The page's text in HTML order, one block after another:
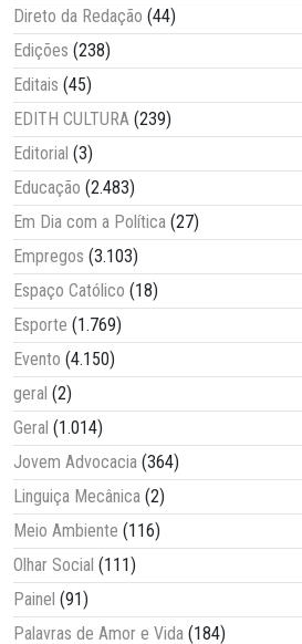
Direto da Redação (44)
Edições (238)
Editais (45)
EDITH CULTURA (239)
Editorial (3)
Educação (2.483)
Em Dia com a Política (27)
Empregos (3.103)
Espaço Católico (18)
Esporte (1.769)
Evento (4.150)
geral (2)
Geral (1.014)
Jovem Advocacia (364)
Linguiça Mecânica (2)
Meio Ambiente (116)
Olhar Social (111)
Painel (91)
Palavras de Amor e Vida (184)